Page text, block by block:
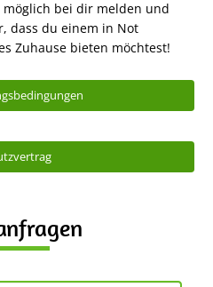
bei dir melden und
dass du einem in Not
Zuhause bieten möchtest!